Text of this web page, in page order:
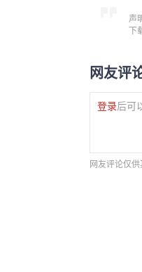
声
下
网友评
登录后可
网友评论仅